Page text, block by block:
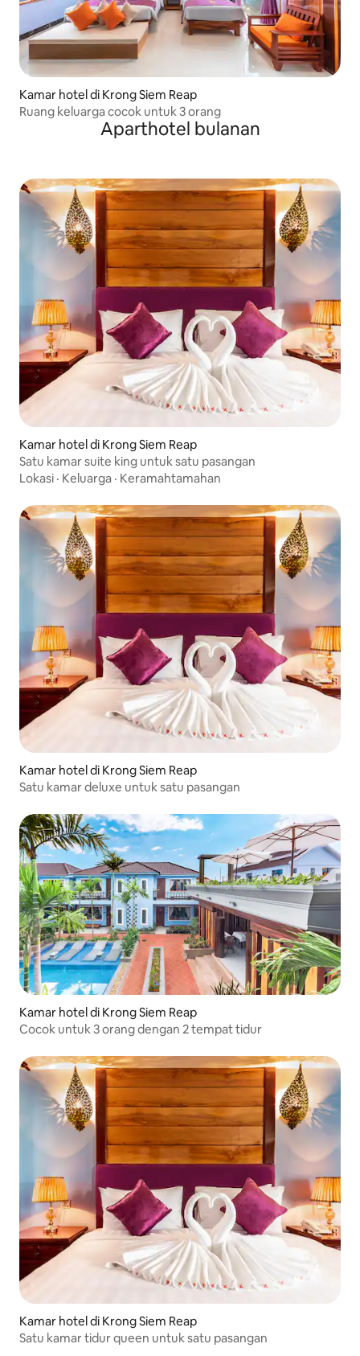
Kamar hotel di Krong Siem Reap
Ruang keluarga cocok untuk 3 orang
Aparthotel bulanan
Kamar hotel di Krong Siem Reap
Satu kamar suite king untuk satu pasangan
Lokasi · Keluarga · Keramahtamahan
Kamar hotel di Krong Siem Reap
Satu kamar deluxe untuk satu pasangan
Kamar hotel di Krong Siem Reap
Cocok untuk 3 orang dengan 2 tempat tidur
Kamar hotel di Krong Siem Reap
Satu kamar tidur queen untuk satu pasangan